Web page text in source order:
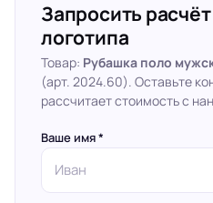
Запросить
логотипа
Товар: Рубашка поло
(арт. 2024.60). Оставьте
рассчитает стоимость с
Ваше имя *